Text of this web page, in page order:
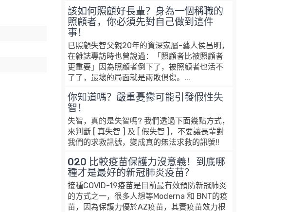
該如何照顧好長輩？身為一個稱職的
照顧者，你必須先對自己做到這件
事！
已照顧失智父親20年的資深家屬-藝人侯昌明，
在雜誌專訪時也曾說過：「照顧者比被照顧者
更重要」因為照顧者倒下了，被照顧者也活不
了了，最壞的局面就是兩敗俱傷。...
你知道嗎？嚴重憂鬱可能引發假性失
智！
失智，真的是失智嗎? 我們透過下面幾點方式，
來判斷 [ 真失智 ] 及 [ 假失智 ]，不要讓長輩對
我們的求救訊號，變成真的無法求救的訊號!!
020 比較疫苗保護力沒意義！到底哪
種才是最好的新冠肺炎疫苗？
接種COVID-19疫苗是目前最有效預防新冠肺炎
的方式之一，很多人想等Moderna 和 BNT的疫
苗，因為保護力優於AZ疫苗，其實疫苗效力根